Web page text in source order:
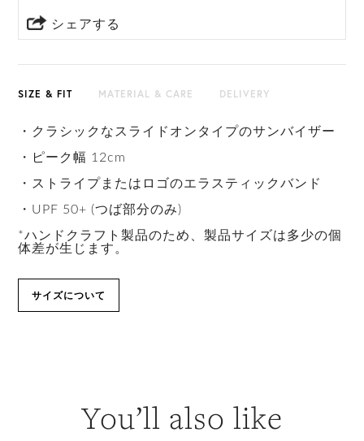
シェアする
SIZE & FIT MATERIAL & CARE DELIVERY
・クラシックなスライドオンタイプのサンバイザー
・ピーク幅 12cm
・ストライプまたはロゴのエラスティックバンド
・UPF 50+ (つば部分のみ)
*ハンドクラフト製品のため、製品サイズは多少の個
体差が生じます。
サイズについて
You’ll also like